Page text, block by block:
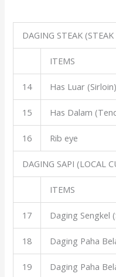
DAGING STEAK
ITEMS
14 Has Luar (Sirloin)
15 Has Dalam
16 Rib eye
DAGING SAPI (LOCAL
ITEMS
17 Daging Sengkel
18 Daging Paha
19 Daging Paha